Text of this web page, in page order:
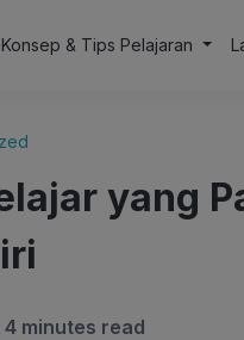
Konsep & Tips Pelajaran
yang
4 minutes read